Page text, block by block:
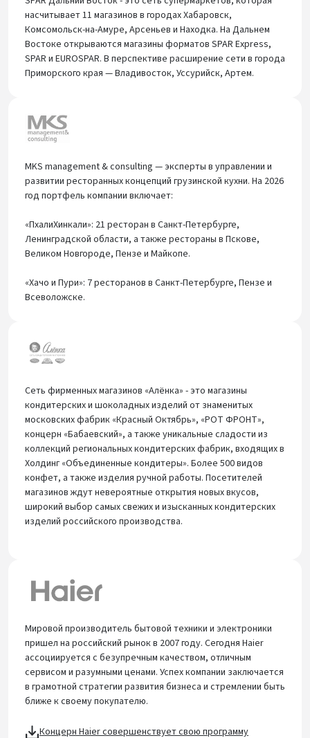
насчитывает 11 магазинов в городах Хабаровск,
Комсомольск-на-Амуре, Арсеньев и Находка. На Дальнем
Востоке открываются магазины форматов SPAR Express,
SPAR и EUROSPAR. В перспективе расширение сети в города
Приморского края — Владивосток, Уссурийск, Артем.
MKS management & consulting — эксперты в управлении и
развитии ресторанных концепций грузинской кухни. На 2026
год портфель компании включает:
«ПхалиХинкали»: 21 ресторан в Санкт-Петербурге,
Ленинградской области, а также рестораны в Пскове,
Великом Новгороде, Пензе и Майкопе.
«Хачо и Пури»: 7 ресторанов в Санкт-Петербурге, Пензе и
Всеволожске.
Сеть фирменных магазинов «Алёнка» - это магазины
кондитерских и шоколадных изделий от знаменитых
московских фабрик «Красный Октябрь», «РОТ ФРОНТ»,
концерн «Бабаевский», а также уникальные сладости из
коллекций региональных кондитерских фабрик, входящих в
Холдинг «Объединенные кондитеры». Более 500 видов
конфет, а также изделия ручной работы. Посетителей
магазинов ждут невероятные открытия новых вкусов,
широкий выбор самых свежих и изысканных кондитерских
изделий российского производства.
Мировой производитель бытовой техники и электроники
пришел на российский рынок в 2007 году. Сегодня Haier
ассоциируется с безупречным качеством, отличным
сервисом и разумными ценами. Успех компании заключается
в грамотной стратегии развития бизнеса и стремлении быть
ближе к своему покупателю.
Концерн Haier совершенствует свою программу